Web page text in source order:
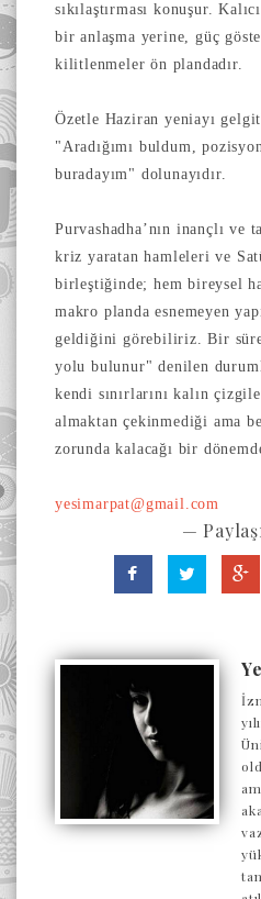
sıkılaştırması konuşur.
bir anlaşma yerine, güç
kilitlenmeler ön plandadır.
​Özetle Haziran yeniayı
"Aradığımı buldum,
buradayım" dolunayıdır.
​Purvashadha’nın inançlı ve
kriz yaratan hamleleri ve
birleştiğinde; hem bireysel
makro planda esnemeyen
geldiğini görebiliriz. Bir
yolu bulunur" denilen
kendi sınırlarını kalın
almaktan çekinmediği ama
zorunda kalacağı bir
yesimarpat@gmail.com
—